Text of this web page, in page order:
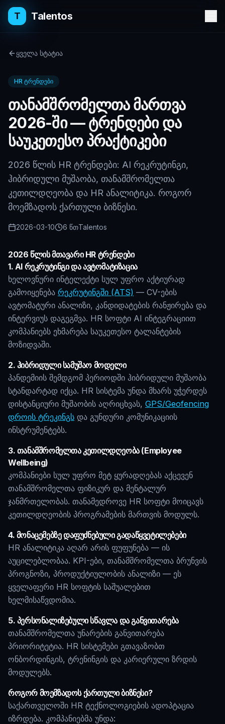
T Talentos
ყველა სტატია
HR ტრენდები
თანამშრომელთა მართვა
2026-ში — ტრენდები და
საუკეთესო პრაქტიკები
2026 წლის HR ტრენდები: AI რეკრუტინგი,
ჰიბრიდული მუშაობა, თანამშრომელთა
კეთილდღეობა და HR ანალიტიკა. როგორ
მოემზადოს ქართული ბიზნესი.
2026-03-10 6 წთTalentos
2026 წლის მთავარი HR ტრენდები
1. AI რეკრუტინგი და ავტომატიზაცია
ხელოვნური ინტელექტი სულ უფრო აქტიურად
გამოიყენება რეკრუტინგში (ATS) — CV-ების
ავტომატური ანალიზი, კანდიდატების რანჟირება და
ინტერვიუს დაგეგმვა. HR სოფტი AI ინტეგრაციით
კომპანიებს ეხმარება საუკეთესო ტალანტების
მოზიდვაში.
2. ჰიბრიდული სამუშაო მოდელი
პანდემიის შემდგომ პერიოდში ჰიბრიდული მუშაობა
სტანდარტად იქცა. HR სისტემა უნდა მხარს უჭერდეს
დისტანციური მუშაობის აღრიცხვას, GPS/Geofencing
დროის ტრეკინგს და გუნდური კომუნიკაციის
ინსტრუმენტებს.
3. თანამშრომელთა კეთილდღეობა (Employee
Wellbeing)
კომპანიები სულ უფრო მეტ ყურადღებას აქცევენ
თანამშრომელთა ფიზიკურ და მენტალურ
ჯანმრთელობას. თანამედროვე HR სოფტი მოიცავს
კეთილდღეობის პროგრამების მართვის მოდულს.
4. მონაცემებზე დაფუძნებული გადაწყვეტილებები
HR ანალიტიკა აღარ არის ფუფუნება — ის
აუცილებლობაა. KPI-ები, თანამშრომელთა ბრუნვის
პროგნოზი, პროდუქტიულობის ანალიზი — ეს
ყველაფერი HR სოფტის საშუალებით
ხელმისაწვდომია.
5. პერსონალიზებული სწავლა და განვითარება
თანამშრომელთა უნარების განვითარება
პრიორიტეტია. HR სისტემები გთავაზობთ
ონბორდინგის, ტრენინგის და კარიერული ზრდის
მოდულებს.
როგორ მოემზადოს ქართული ბიზნესი?
საქართველოში HR ტექნოლოგიების ადოპტაცია
იზრდება. კომპანიებმა უნდა: